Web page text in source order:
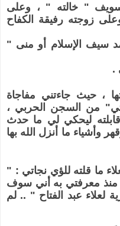
" خالته " ، وعلى
زوجته رفيقة الكفاح
سيف الإسلام أو منى "
.
، حيث جاءتني مفاجاة
من السجن الحربي ،
ليحكي لي ما حدث
ما أنزل الله بها
ما قلته للؤي نجاتي : "
منذ معرفتي به أني سوف
لعلاء عبد الفتاح " .. لم